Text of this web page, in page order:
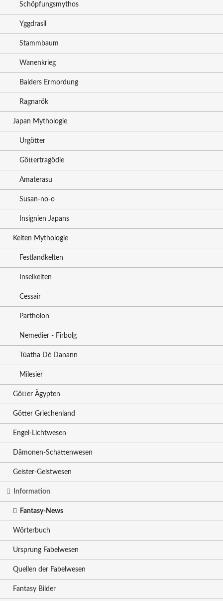
Schöpfungsmythos
Yggdrasil
Stammbaum
Wanenkrieg
Balders Ermordung
Ragnarök
Japan Mythologie
Urgötter
Göttertragödie
Amaterasu
Susan-no-o
Insignien Japans
Kelten Mythologie
Festlandkelten
Inselkelten
Cessair
Partholon
Nemedier - Firbolg
Túatha Dé Danann
Milesier
Götter Ägypten
Götter Griechenland
Engel-Lichtwesen
Dämonen-Schattenwesen
Geister-Geistwesen
Information
Fantasy-News
Wörterbuch
Ursprung Fabelwesen
Quellen der Fabelwesen
Fantasy Bilder